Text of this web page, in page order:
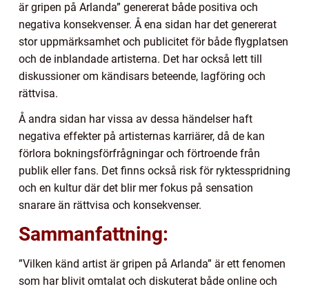
är gripen på Arlanda” genererat både positiva och
negativa konsekvenser. Å ena sidan har det genererat
stor uppmärksamhet och publicitet för både flygplatsen
och de inblandade artisterna. Det har också lett till
diskussioner om kändisars beteende, lagföring och
rättvisa.
Å andra sidan har vissa av dessa händelser haft
negativa effekter på artisternas karriärer, då de kan
förlora bokningsförfrågningar och förtroende från
publik eller fans. Det finns också risk för ryktesspridning
och en kultur där det blir mer fokus på sensation
snarare än rättvisa och konsekvenser.
Sammanfattning:
”Vilken känd artist är gripen på Arlanda” är ett fenomen
som har blivit omtalat och diskuterat både online och